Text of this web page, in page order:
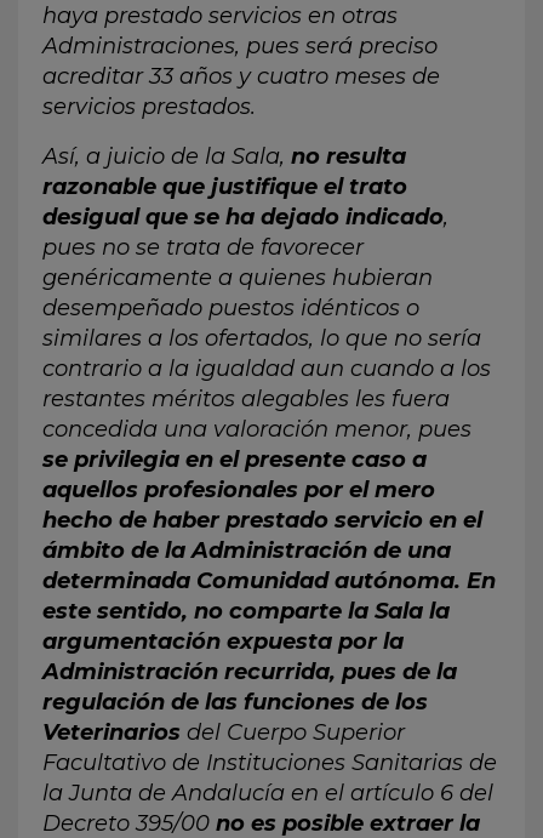
haya prestado servicios en otras
Administraciones, pues será preciso
acreditar 33 años y cuatro meses de
servicios prestados.
Así, a juicio de la Sala, no resulta
razonable que justifique el trato
desigual que se ha dejado indicado,
pues no se trata de favorecer
genéricamente a quienes hubieran
desempeñado puestos idénticos o
similares a los ofertados, lo que no sería
contrario a la igualdad aun cuando a los
restantes méritos alegables les fuera
concedida una valoración menor, pues
se privilegia en el presente caso a
aquellos profesionales por el mero
hecho de haber prestado servicio en el
ámbito de la Administración de una
determinada Comunidad autónoma. En
este sentido, no comparte la Sala la
argumentación expuesta por la
Administración recurrida, pues de la
regulación de las funciones de los
Veterinarios del Cuerpo Superior
Facultativo de Instituciones Sanitarias de
la Junta de Andalucía en el artículo 6 del
Decreto 395/00 no es posible extraer la